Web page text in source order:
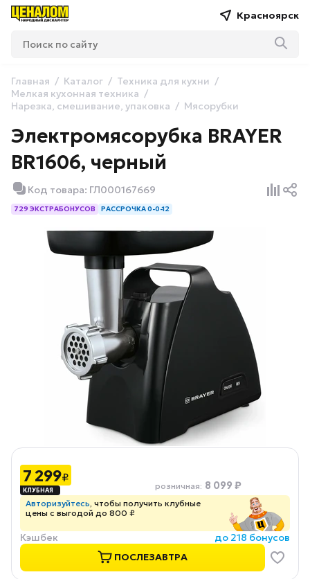
Красноярск
Главная Каталог
Техника для кухни
Мелкая кухонная техника
Нарезка, смешивание, упаковка
Мясорубки
Электромясорубка BRAYER
BR1606, черный
Код товара: ГЛ000167669
729 ЭКСТРАБОНУСОВ РАССРОЧКА 0-0-12
7 299₽
розничная: 8 099 ₽
Авторизуйтесь, чтобы получить клубные
цены с выгодой до 800 ₽
Кэшбек
до 218 бонусов
ПОСЛЕЗАВТРА